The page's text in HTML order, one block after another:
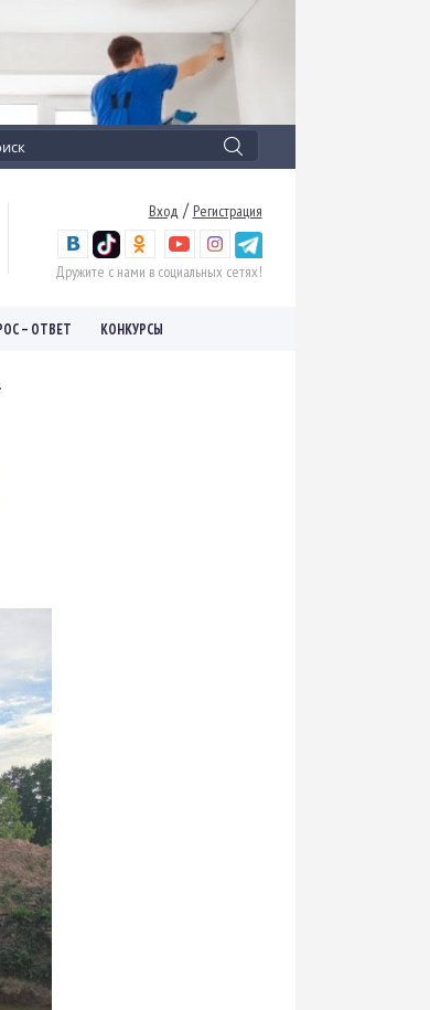
Вход / Регистрация
Дружите с нами в социальных сетях!
– ОТВЕТ КОНКУРСЫ